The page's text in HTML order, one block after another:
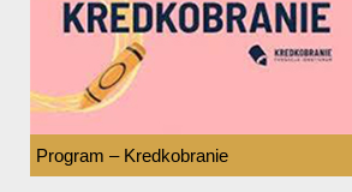
Program – Kredkobranie